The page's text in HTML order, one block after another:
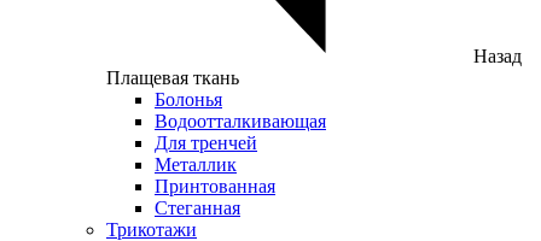
Назад
Плащевая ткань
Болонья
Водоотталкивающая
Для тренчей
Металлик
Принтованная
Стеганная
Трикотажи